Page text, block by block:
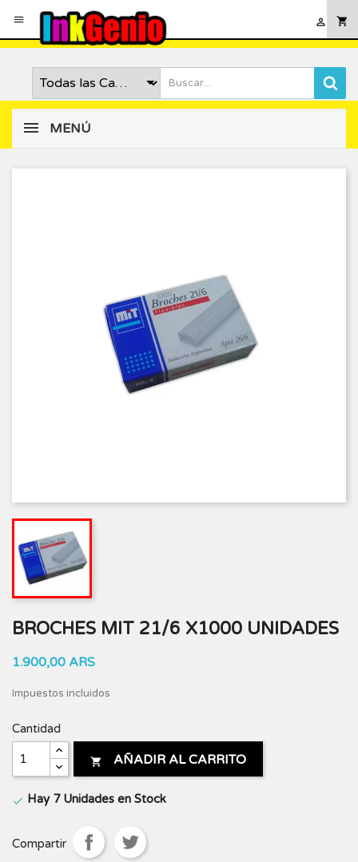
 shopping_cart

MENÚ
BROCHES MIT 21/6 X1000 UNIDADES
1.900,00 ARS
Impuestos incluidos
Cantidad
 AÑADIR AL CARRITO
 Hay 7 Unidades en Stock
Compartir